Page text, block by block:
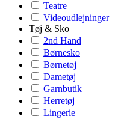
Teatre
Videoudlejninger
Tøj & Sko
2nd Hand
Børnesko
Børnetøj
Dametøj
Garnbutik
Herretøj
Lingerie